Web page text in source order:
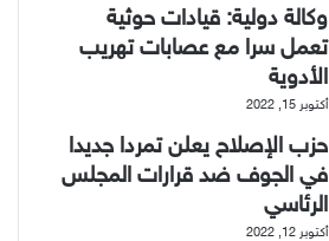
وكالة دولية: قيادات حوثية
تعمل سرا مع عصابات تهريب
الأدوية
أكتوبر 15, 2022
حزب الإصلاح يعلن تمردا جديدا
في الجوف ضد قرارات المجلس
الرئاسي
أكتوبر 12, 2022